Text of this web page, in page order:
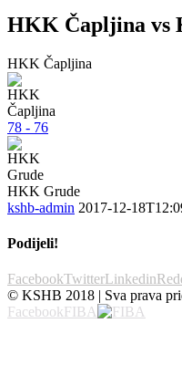
HKK Čapljina vs
HKK Čapljina
78 - 76
HKK Grude
kshb-admin 2017-12-
Podijeli!
FacebookTwitterLinkedin
© KSHB 2018 | Sva prava
FacebookFIBA